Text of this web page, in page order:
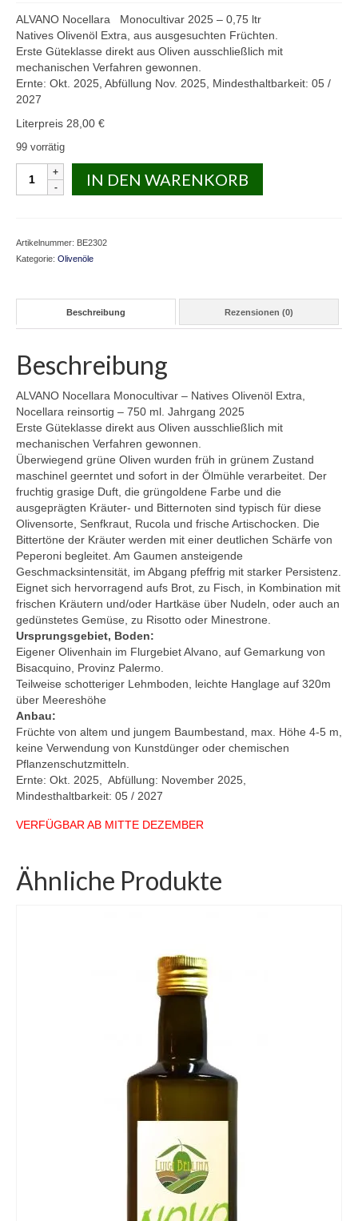
ALVANO Nocellara Monocultivar 2025 – 0,75 ltr
Natives Olivenöl Extra, aus ausgesuchten Früchten.
Erste Güteklasse direkt aus Oliven ausschließlich mit
mechanischen Verfahren gewonnen.
Ernte: Okt. 2025, Abfüllung Nov. 2025, Mindesthaltbarkeit: 05 /
2027
Literpreis 28,00 €
99 vorrätig
ALVANO
2025NocellaraIN DEN WARENKORB
Artikelnummer: BE2302
Kategorie: Olivenöle
Beschreibung Rezensionen (0)
Beschreibung
ALVANO Nocellara Monocultivar – Natives Olivenöl Extra,
Nocellara reinsortig – 750 ml. Jahrgang 2025
Erste Güteklasse direkt aus Oliven ausschließlich mit
mechanischen Verfahren gewonnen.
Überwiegend grüne Oliven wurden früh in grünem Zustand
maschinel geerntet und sofort in der Ölmühle verarbeitet. Der
fruchtig grasige Duft, die grüngoldene Farbe und die
ausgeprägten Kräuter- und Bitternoten sind typisch für diese
Olivensorte, Senfkraut, Rucola und frische Artischocken. Die
Bittertöne der Kräuter werden mit einer deutlichen Schärfe von
Peperoni begleitet. Am Gaumen ansteigende
Geschmacksintensität, im Abgang pfeffrig mit starker Persistenz.
Eignet sich hervorragend aufs Brot, zu Fisch, in Kombination mit
frischen Kräutern und/oder Hartkäse über Nudeln, oder auch an
gedünstetes Gemüse, zu Risotto oder Minestrone.
Ursprungsgebiet, Boden:
Eigener Olivenhain im Flurgebiet Alvano, auf Gemarkung von
Bisacquino, Provinz Palermo.
Teilweise schotteriger Lehmboden, leichte Hanglage auf 320m
über Meereshöhe
Anbau:
Früchte von altem und jungem Baumbestand, max. Höhe 4-5 m,
keine Verwendung von Kunstdünger oder chemischen
Pflanzenschutzmitteln.
Ernte: Okt. 2025, Abfüllung: November 2025,
Mindesthaltbarkeit: 05 / 2027
VERFÜGBAR AB MITTE DEZEMBER
Ähnliche Produkte